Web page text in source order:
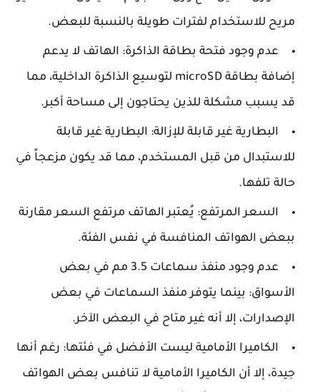
مريح للاستخدام لفترات طويلة بالنسبة للبعض.
عدم وجود فتحة بطاقة الذاكرة: الهاتف لا يدعم
إضافة بطاقة microSD لتوسيع الذاكرة الداخلية، مما
قد يسبب مشكلة للذين يحتاجون إلى مساحة أكبر.
البطارية غير قابلة للإزالة: البطارية غير قابلة
للاستبدال من قبل المستخدم، مما قد يكون مزعجاً في
حالة تلفها.
السعر المرتفع: يُعتبر الهاتف مرتفع السعر مقارنة
ببعض الهواتف المنافسة في نفس الفئة.
عدم وجود منفذ سماعات 3.5 مم في بعض
الأسواق: بينما يتوفر منفذ السماعات في بعض
الإصدارات، إلا أنه غير متاح في البعض الآخر.
الكاميرا الأمامية ليست الأفضل في فئتها: رغم أنها
جيدة، إلا أن الكاميرا الأمامية لا تنافس بعض الهواتف